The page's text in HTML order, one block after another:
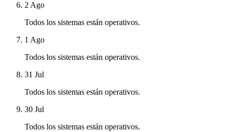
2 Ago
Todos los sistemas están operativos.
1 Ago
Todos los sistemas están operativos.
31 Jul
Todos los sistemas están operativos.
30 Jul
Todos los sistemas están operativos.